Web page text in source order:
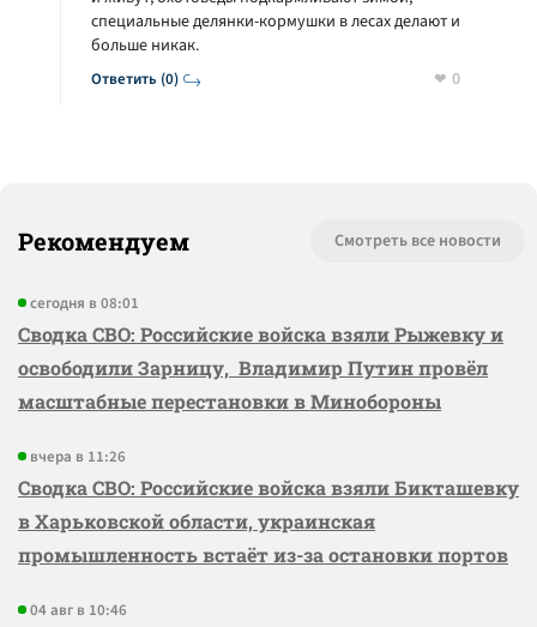
Ответить (0)
специальные делянки-кормушки в лесах делают и
больше никак.
0
Рекомендуем Смотреть все новости
сегодня в 08:01
Сводка СВО: Российские войска взяли Рыжевку и
освободили Зарницу, Владимир Путин провёл
масштабные перестановки в Минобороны
вчера в 11:26
Сводка СВО: Российские войска взяли Бикташевку
в Харьковской области, украинская
промышленность встаёт из-за остановки портов
04 авг в 10:46